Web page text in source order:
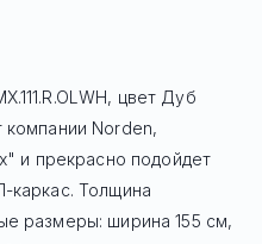
цвет Дуб
компании Norden,
и прекрасно подойдет
каркас. Толщина
размеры: ширина 155 см,